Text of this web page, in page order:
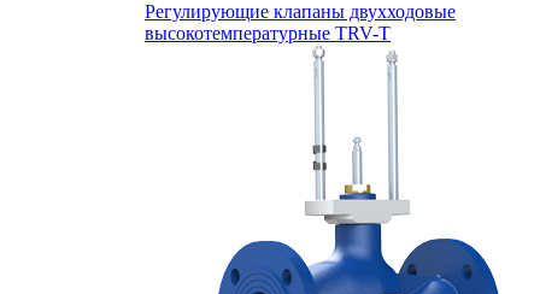
Регулирующие клапаны двухходовые
высокотемпературные TRV-T